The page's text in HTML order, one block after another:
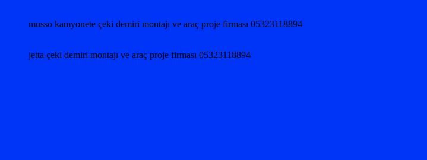
musso kamyonete çeki demiri montajı ve araç proje firması 05323118894
jetta çeki demiri montajı ve araç proje firması 05323118894